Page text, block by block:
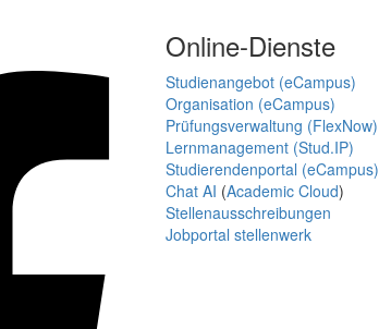
Online-Dienste
Studienangebot (eCampus)
Organisation (eCampus)
Prüfungsverwaltung (FlexNow)
Lernmanagement (Stud.IP)
Studierendenportal (eCampus)
Chat AI (Academic Cloud)
Stellenausschreibungen
Jobportal stellenwerk